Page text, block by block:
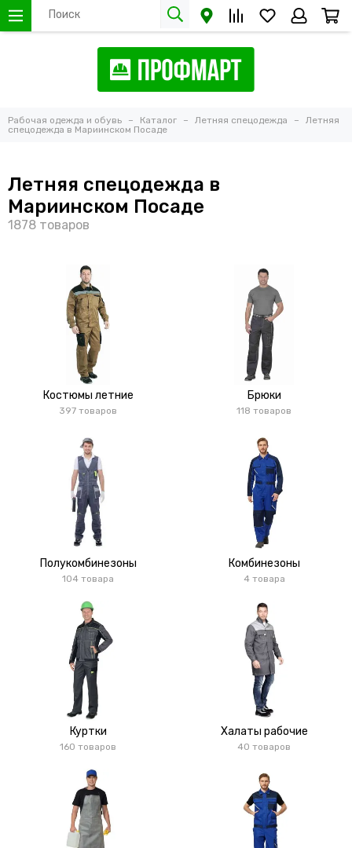
Рабочая одежда и обувь Каталог Летняя спецодежда
Летняя
спецодежда в Мариинском Посаде
Летняя спецодежда в
Мариинском Посаде
Костюмы летние
397 товаров
Брюки
118 товаров
Полукомбинезоны
104 товара
Комбинезоны
4 товара
Куртки
160 товаров
Халаты рабочие
40 товаров